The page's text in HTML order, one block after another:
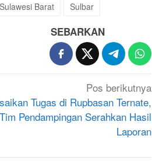
Sulawesi Barat Sulbar
SEBARKAN
Pos berikutnya
Tugas di Rupbasan Ternate,
Tim Pendampingan Serahkan Hasil
Laporan